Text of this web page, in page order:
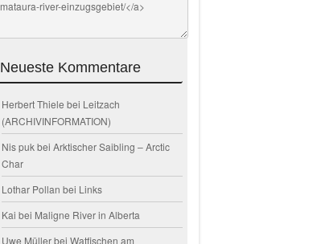
Neueste Kommentare
Herbert Thiele bei Leitzach
(ARCHIVINFORMATION)
Nis pukbeiArktischer Saibling – Arctic
Char
Lothar Pollan bei Links
Kai bei Maligne River in Alberta
Uwe MüllerbeiWatfischen am